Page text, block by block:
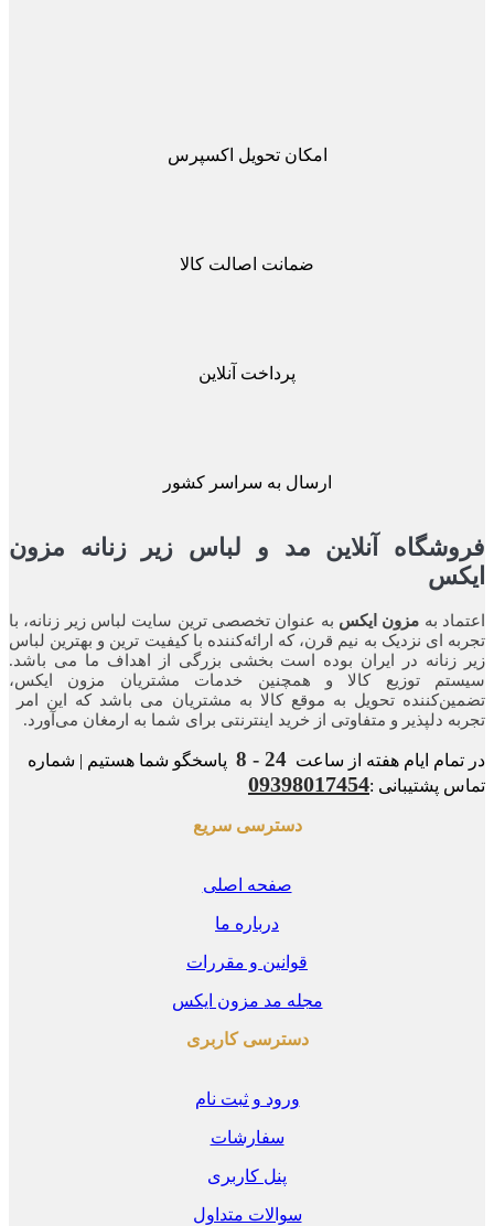
امکان تحویل اکسپرس
ضمانت اصالت کالا
پرداخت آنلاین
ارسال به سراسر کشور
آنلاین مد و لباس زیر زنانه مزون
بهمزون ایکس به عنوان تخصصی ترین سایت لباس زیر زنانه، با
ای نزدیک به نیم قرن، که ارائه‌کننده با کیفیت ترین و بهترین لباس
زنانه در ایران بوده ‌است بخشی بزرگی از اهداف ما می باشد.
توزیع کالا و همچنین خدمات مشتریان مزون ایکس،
تحویل به موقع کالا به مشتریان می باشد که این امر
دلپذیر و متفاوتی از خرید اینترنتی برای شما به ارمغان می‌آورد.
ایام هفته از ساعت24 - 8
پاسخگو شما هستیم | شماره
پشتیبانی :09398017454
دسترسی سریع
صفحه اصلی
درباره ما
قوانین و مقررات
مجله مد مزون ایکس
دسترسی کاربری
ورود و ثبت نام
سفارشات
پنل کاربری
سوالات متداول